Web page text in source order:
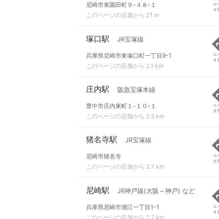
尼崎市東園田町９-４８-１
このページの店舗から 21 m
ル
を
塚口駅 JR宝塚線
兵庫県尼崎市東塚口町一丁目9-1
このページの店舗から 2.1 km
ル
を
庄内駅 阪急宝塚本線
豊中市庄内東町１-１０-１
このページの店舗から 2.5 km
ル
を
猪名寺駅 JR宝塚線
尼崎市猪名寺
このページの店舗から 2.7 km
ル
を
尼崎駅 JR神戸線(大阪～神戸) など
兵庫県尼崎市潮江一丁目1-1
このページの店舗から 2.7 km
ル
を